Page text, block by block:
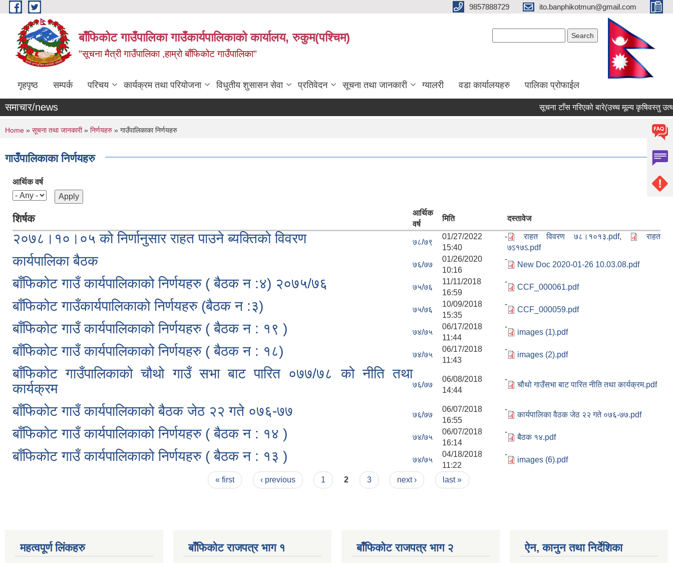
Skip to main content 9857888729 ito.banphikotmun@gmail.com
बाँफिकोट गाउँपालिका गाउँकार्यपालिकाको कार्यालय, रुकुम(पश्चिम)
"सूचना मैत्री गाउँपालिका ,हाम्रो बाँफिकोट गाउँपालिका"
गृहपृष्ठ सम्पर्क परिचय कार्यक्रम तथा परियोजना विधुतीय शुसासन सेवा प्रतिवेदन सूचना तथा जानकारी ग्यालरी वडा कार्यालयहरु पालिका प्रोफाईल
समाचार/news सूचना टाँस गरिएको बारे(उच्च मूल्य कृषिवस्तु
You are here
Home » सूचना तथा जानकारी» निर्णयहरु » गाउँपालिकाका निर्णयहरु
गाउँपालिकाका निर्णयहरु
आर्थिक वर्ष
शिर्षक
आर्थिक
वर्ष
मिति दस्तावेज
२०७८।१०।०५ को निर्णानुसार राहत पाउने ब्यक्तिको विवरण ७८/७९
01/27/2022 -
15:40
राहत विवरण ७८।१०१३.pdf,
राहत
७ऽ१७ऽ.pdf
कार्यपालिका बैठक ७६/७७
01/26/2020 -
10:16
New Doc 2020-01-26 10.03.08.pdf
बाँफिकोट गाउँ कार्यपालिकाको निर्णयहरु ( बैठक न :४) २०७५/७६ ७५/७६
11/11/2018 -
16:59
CCF_000061.pdf
बाँफिकोट गाउँकार्यपालिकाको निर्णयहरु (बैठक न :३) ७५/७६
10/09/2018 -
15:35
CCF_000059.pdf
बाँफिकोट गाउँ कार्यपालिकाको निर्णयहरु ( बैठक न : १९ ) ७४/७५
06/17/2018 -
11:44
images (1).pdf
बाँफिकोट गाउँ कार्यपालिकाको निर्णयहरु ( बैठक न : १८) ७४/७५
06/17/2018 -
11:43
images (2).pdf
बाँफिकोट गाउँपालिकाको चौथो गाउँ सभा बाट पारित ०७७/७८ को नीति तथा
कार्यक्रम
७६/७७
06/08/2018 -
14:44
चौथो गाउँसभा बाट पारित नीति तथा कार्यक्रम.pdf
बाँफिकोट गाउँ कार्यपालिकाको बैठक जेठ २२ गते ०७६-७७ ७६/७७
06/07/2018 -
16:55
कार्यपालिका वैठक जेठ २२ गते ०७६-७७.pdf
बाँफिकोट गाउँ कार्यपालिकाको निर्णयहरु ( बैठक न : १४ ) ७४/७५
06/07/2018 -
16:14
बैठक १४.pdf
बाँफिकोट गाउँ कार्यपालिकाको निर्णयहरु ( बैठक न : १३ ) ७४/७५
04/18/2018 -
11:22
images (6).pdf
« first ‹ previous 1 2 3 next › last »
महत्वपूर्ण लिंकहरु बाँफिकोट राजपत्र भाग १ बाँफिकोट राजपत्र भाग २ ऐन, कानुन तथा निर्देशिका